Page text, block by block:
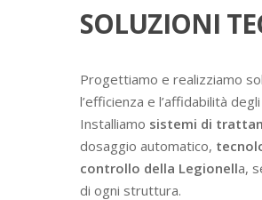
SOLUZIONI
Progettiamo e realizziamo
l’efficienza e l’affidabilità
Installiamo sistemi di
dosaggio automatico,
controllo della Legionella,
di ogni struttura.